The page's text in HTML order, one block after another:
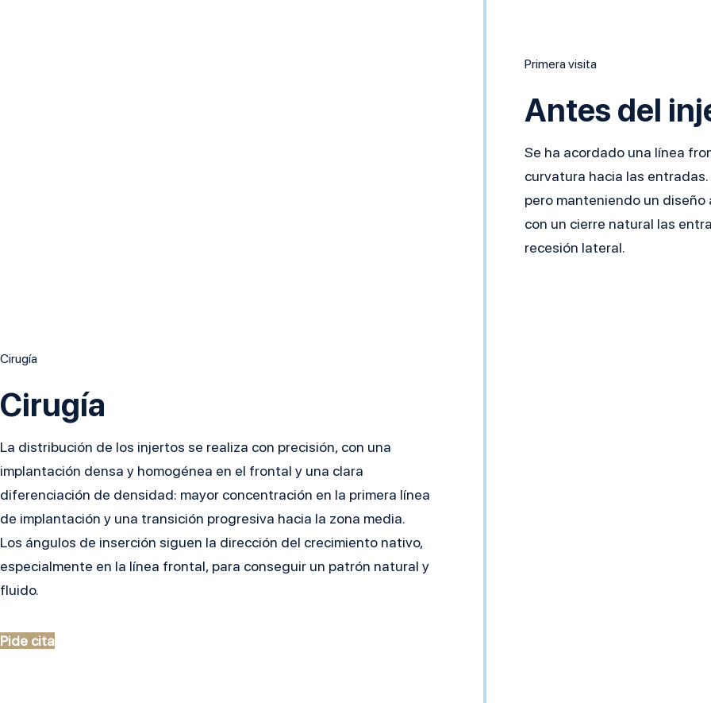
Primera visita
Antes del
Se ha acordado una línea
curvatura hacia las
pero manteniendo un
con un cierre natural las
recesión lateral.
Cirugía
Cirugía
La distribución de los injertos se realiza con precisión, con una
implantación densa y homogénea en el frontal y una clara
diferenciación de densidad: mayor concentración en la primera línea
de implantación y una transición progresiva hacia la zona media.
Los ángulos de inserción siguen la dirección del crecimiento nativo,
especialmente en la línea frontal, para conseguir un patrón natural y
fluido.
Pide cita